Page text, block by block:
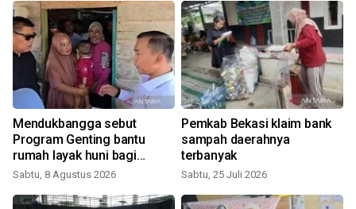
Mendukbangga sebut
Program Genting bantu
rumah layak huni bagi
keluarga stunting
Sabtu, 8 Agustus 2026
Pemkab Bekasi klaim bank
sampah daerahnya
terbanyak
Sabtu, 25 Juli 2026